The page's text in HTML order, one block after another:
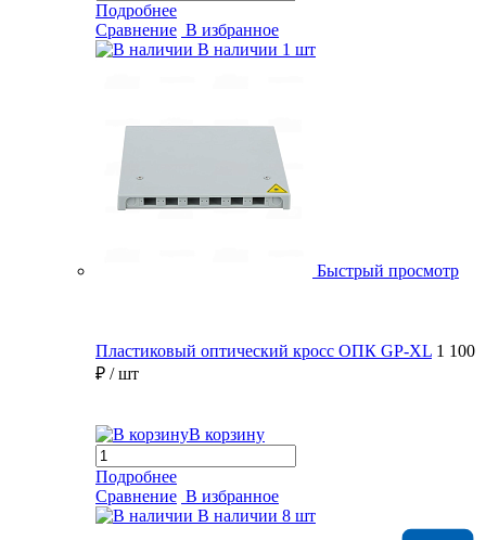
Подробнее
Сравнение В избранное
В наличии 1 шт
Быстрый просмотр
Пластиковый оптический кросс ОПК GP-XL 1 100
₽ / шт
В корзину
Подробнее
Сравнение В избранное
В наличии 8 шт